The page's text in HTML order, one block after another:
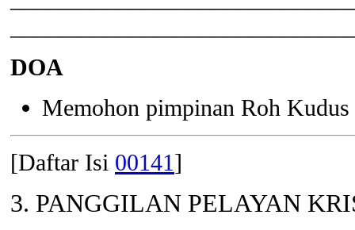
DOA
Memohon pimpinan Roh Kudus
[Daftar Isi 00141]
3. PANGGILAN PELAYAN